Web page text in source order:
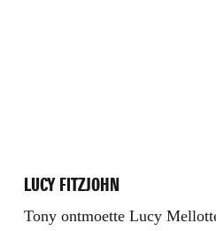
LUCY FITZJOHN
Tony ontmoette Lucy